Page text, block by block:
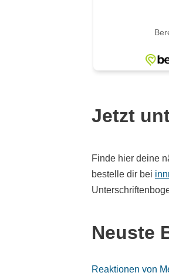
Jetzt
Finde hier deine
bestelle dir bei
Neuste
Reaktionen von